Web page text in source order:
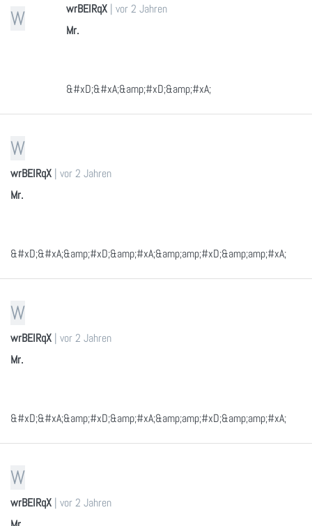
W wrBEIRqX | vor 2 Jahren
Mr.
&#xD;&#xA;&amp;#xD;&amp;#xA;
W
wrBEIRqX | vor 2 Jahren
Mr.
&#xD;&#xA;&amp;#xD;&amp;#xA;&amp;amp;#xD;&amp;amp;#xA;
W
wrBEIRqX | vor 2 Jahren
Mr.
&#xD;&#xA;&amp;#xD;&amp;#xA;&amp;amp;#xD;&amp;amp;#xA;
W
wrBEIRqX | vor 2 Jahren